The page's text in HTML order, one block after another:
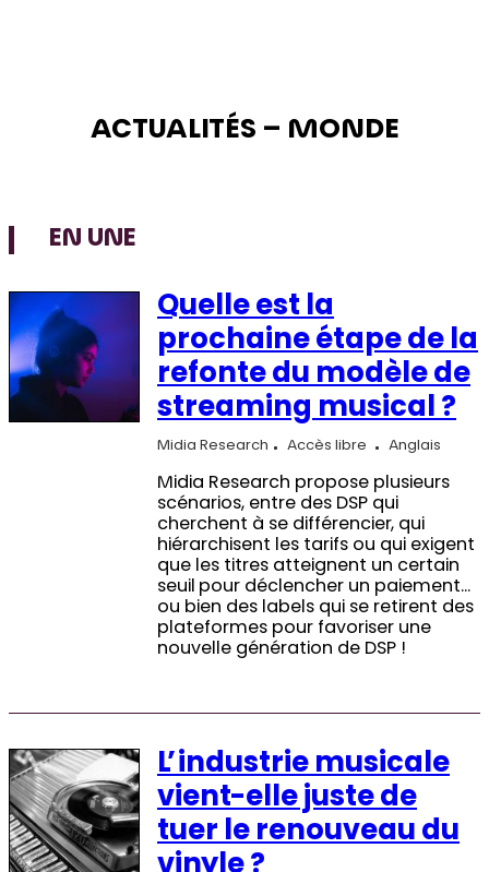
ACTUALITÉS – MONDE
EN UNE
Quelle est la
prochaine étape de la
refonte du modèle de
streaming musical ?
Midia Research Accès libre Anglais
Midia Research propose plusieurs
scénarios, entre des DSP qui
cherchent à se différencier, qui
hiérarchisent les tarifs ou qui exigent
que les titres atteignent un certain
seuil pour déclencher un paiement…
ou bien des labels qui se retirent des
plateformes pour favoriser une
nouvelle génération de DSP !
L’industrie musicale
vient-elle juste de
tuer le renouveau du